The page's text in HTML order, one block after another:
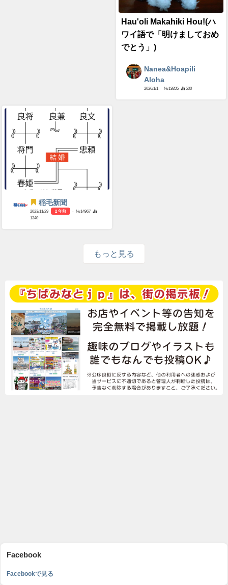
Hau'oli Makahiki Hou!(ハ
ワイ語で「明けましておめ
でとう」)
Nanea&Hoapili
Aloha
2026/1/1 - №19205 500
稲毛新聞
2023/11/29 2 年前
- №14967
1340
もっと見る
Facebook
Facebookで見る